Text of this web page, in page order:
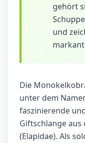
gehört
und
Die
unter dem
faszinierende
Giftschlange
(Elapidae). Als